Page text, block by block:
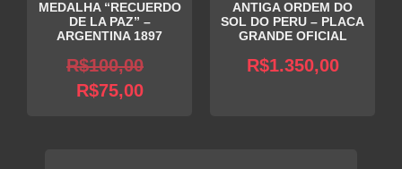
MEDALHA “RECUERDO
DE LA PAZ” –
ARGENTINA 1897
R$100,00
R$75,00O
ANTIGA ORDEM DO
SOL DO PERU – PLACA
GRANDE OFICIAL
R$1.350,00